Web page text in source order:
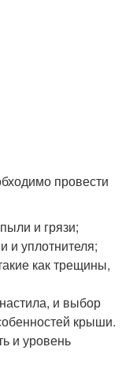
провести
и грязи;
и уплотнителя;
как трещины,
и выбор
крыши.
и уровень